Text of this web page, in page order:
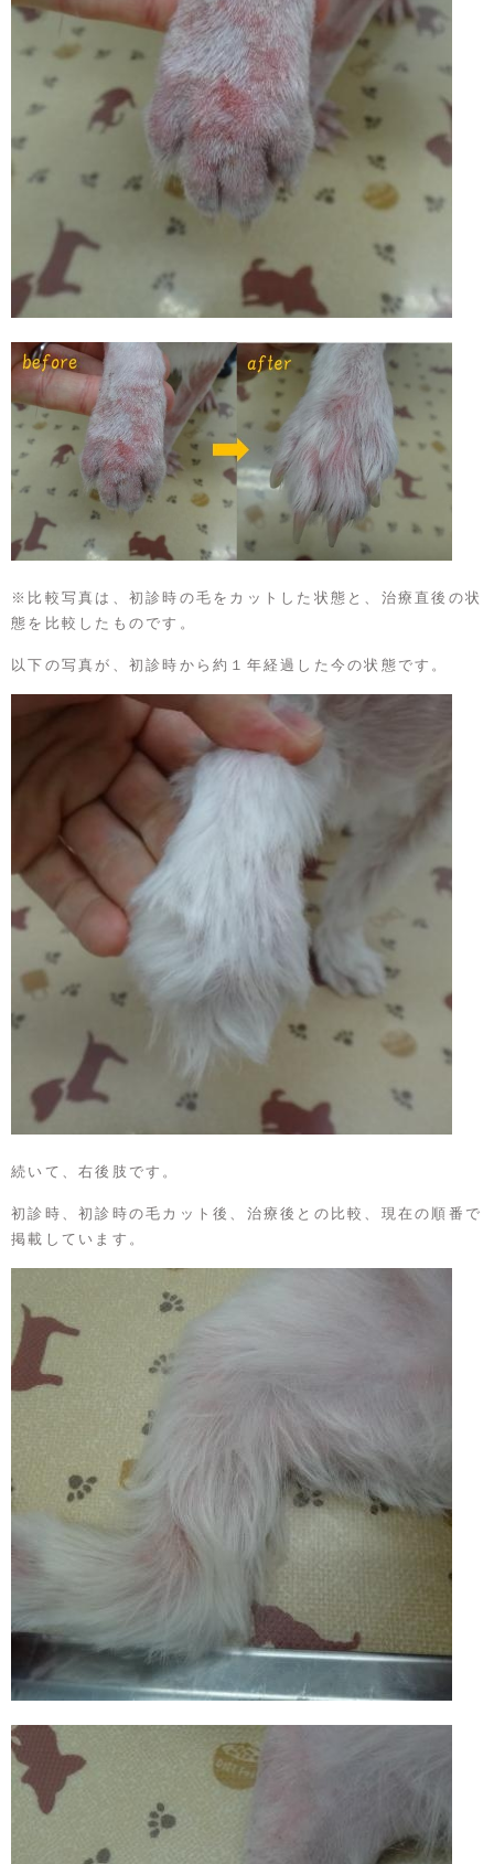
※比較写真は、初診時の毛をカットした状態と、治療直後の状
態を比較したものです。
以下の写真が、初診時から約１年経過した今の状態です。
続いて、右後肢です。
初診時、初診時の毛カット後、治療後との比較、現在の順番で
掲載しています。